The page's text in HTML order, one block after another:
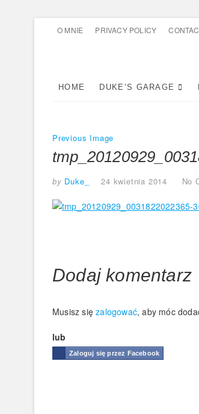
O MNIE PRIVACY POLICY
HOME DUKE’S GARAGE
Previous Image
by Duke_ 24 kwietnia 2014 No
Dodaj komentarz
Musisz sięzalogować, aby móc
lub
Zaloguj się przez Facebook